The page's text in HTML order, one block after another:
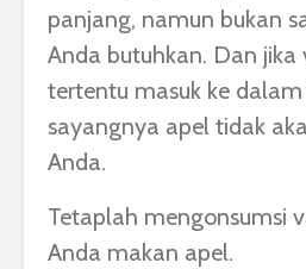
panjang, namun bukan
Anda butuhkan. Dan jika
tertentu masuk ke
sayangnya apel tidak
Anda.
Tetaplah mengonsumsi
Anda makan apel.